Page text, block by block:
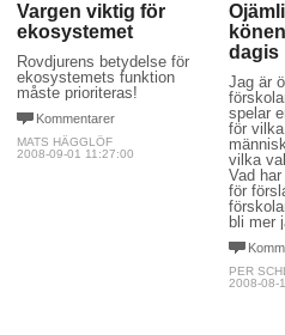
Vargen viktig för
ekosystemet
Rovdjurens betydelse för
ekosystemets funktion
måste prioriteras!
Kommentarer
MATS HÄGGLÖF
2008-09-01 11:27:00
dagis
Jag är
spelar
för
vilka
Vad
för
bli mer
PER
2008-08-